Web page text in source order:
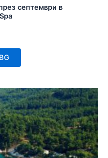
септември в